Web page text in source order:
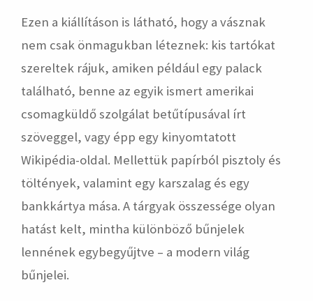
Ezen a kiállításon is látható, hogy a vásznak
nem csak önmagukban léteznek: kis tartókat
szereltek rájuk, amiken például egy palack
található, benne az egyik ismert amerikai
csomagküldő szolgálat betűtípusával írt
szöveggel, vagy épp egy kinyomtatott
Wikipédia-oldal. Mellettük papírból pisztoly és
töltények, valamint egy karszalag és egy
bankkártya mása. A tárgyak összessége olyan
hatást kelt, mintha különböző bűnjelek
lennének egybegyűjtve – a modern világ
bűnjelei.